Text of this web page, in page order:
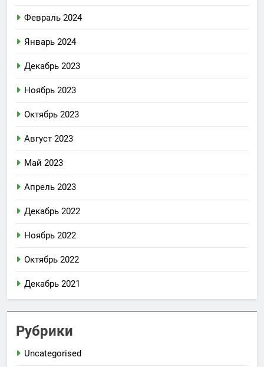
Февраль 2024
Январь 2024
Декабрь 2023
Ноябрь 2023
Октябрь 2023
Август 2023
Май 2023
Апрель 2023
Декабрь 2022
Ноябрь 2022
Октябрь 2022
Декабрь 2021
Рубрики
Uncategorised